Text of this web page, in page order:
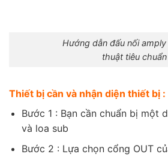
Hướng dẫn đấu nối amply
thuật tiêu chuẩn
Thiết bị cần và nhận diện thiết bị :
Bước 1 : Bạn cần chuẩn bị một
và loa sub
Bước 2 : Lựa chọn cổng OUT